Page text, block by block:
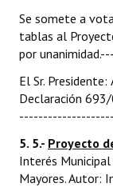
Se somete a
tablas al
por
El Sr. Presidente:
Declaración
5. 5.- Proyecto
Interés Municipal
Mayores. Autor: